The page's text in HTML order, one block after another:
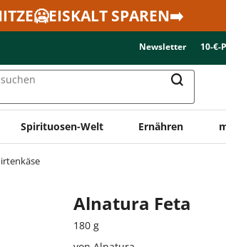
SPAREN➡️
Newsletter 10-€-
Spirituosen-Welt Ernähren
Alnatura Feta
180 g